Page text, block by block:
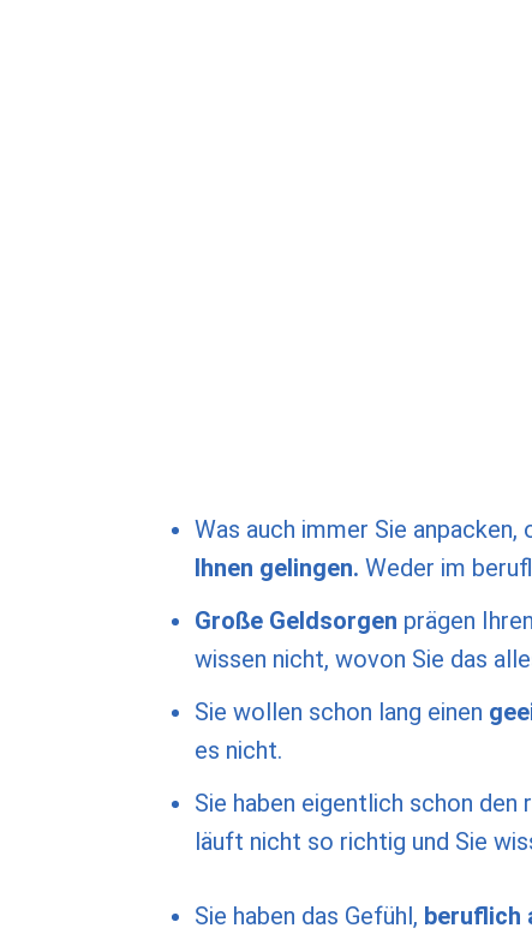
Was auch immer Sie
Ihnen gelingen. Weder im
Große Geldsorgen prägen
wissen nicht, wovon Sie das
Sie wollen schon lang einen
es nicht.
Sie haben eigentlich schon den
läuft nicht so richtig und Sie
Sie haben das Gefühl, beruflich